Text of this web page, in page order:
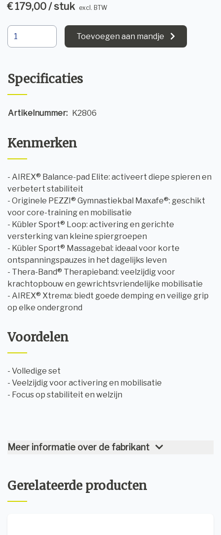
€ 179,00 / stuk excl. BTW
Toevoegen aan mandje
Specificaties
Artikelnummer: K2806
Kenmerken
- AIREX® Balance-pad Elite: activeert diepe spieren en
verbetert stabiliteit
- Originele PEZZI® Gymnastiekbal Maxafe®: geschikt
voor core-training en mobilisatie
- Kübler Sport® Loop: activering en gerichte
versterking van kleine spiergroepen
- Kübler Sport® Massagebal: ideaal voor korte
ontspanningspauzes in het dagelijks leven
- Thera-Band® Therapieband: veelzijdig voor
krachtopbouw en gewrichtsvriendelijke mobilisatie
- AIREX® Xtrema: biedt goede demping en veilige grip
op elke ondergrond
Voordelen
- Volledige set
- Veelzijdig voor activering en mobilisatie
- Focus op stabiliteit en welzijn
Meer informatie over de fabrikant
Gerelateerde producten